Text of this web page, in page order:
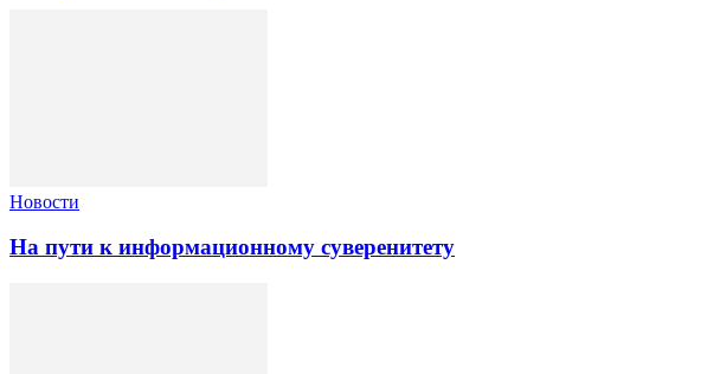
Новости
На пути к информационному суверенитету